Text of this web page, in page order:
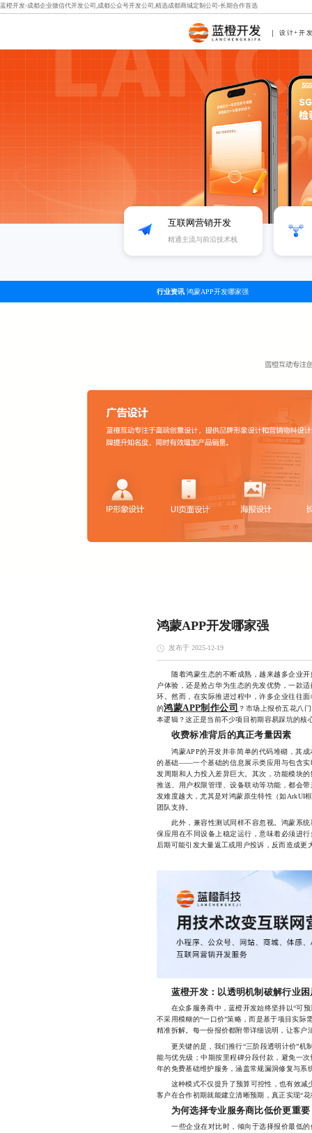
蓝橙开发-成都企业微信代开发公司,成都公众号开发公司,精选成都商城定制公司-长期合作首选
设计+开
互联网营销开发
精通主流与前沿技术栈
行业资讯 鸿蒙APP开发哪家强
鸿蒙APP开发哪家强
发布于 2025-12-19
随着鸿蒙生态的不断成熟，越来越多企业开
户体验，还是抢占华为生态的先发优势，一款
环。然而，在实际推进过程中，许多企业往往
的鸿蒙APP制作公司 ？市场上报价五花八
本逻辑？这正是当前不少项目初期容易踩坑的核
收费标准背后的真正考量因素
鸿蒙APP的开发并非简单的代码堆砌，其成
的基础——一个基础的信息展示类应用与包含实
发周期和人力投入差异巨大。其次，功能模块
推送、用户权限管理、设备联动等功能，都会
发难度越大，尤其是对鸿蒙原生特性（如ArkUI
团队支持。
此外，兼容性测试同样不容忽视。鸿蒙系统
保应用在不同设备上稳定运行，意味着必须进
后期可能引发大量返工或用户投诉，反而造成更
蓝橙开发：以透明机制破解行业困
在众多服务商中，蓝橙开发始终坚持以“可预
不采用模糊的“一口价”策略，而是基于项目实
精准拆解。每一份报价都附带详细说明，让客户
更关键的是，我们推行“三阶段透明计价”机
能与优先级；中期按里程碑分段付款，避免一
年的免费基础维护服务，涵盖常规漏洞修复与系
这种模式不仅提升了预算可控性，也有效减
客户在合作初期就能建立清晰预期，真正实现“
为何选择专业服务商比低价更重要
一些企业在对比时，倾向于选择报价最低的